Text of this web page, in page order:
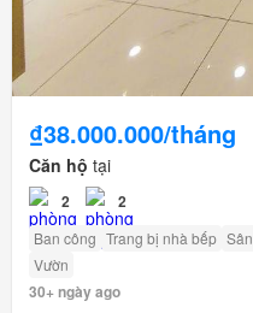
₫38.000.000/tháng
Căn hộ tại
2 2
Ban công Trang bị nhà bếp Sân
Vườn
30+ ngày ago